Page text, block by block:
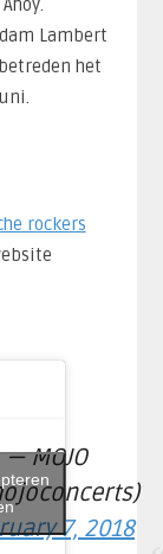
Lambert
het
rockers
— MOJO
7, 2018